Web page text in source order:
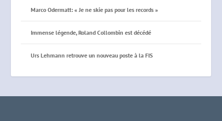
Marco Odermatt: « Je ne skie pas pour les records »
Immense légende, Roland Collombin est décédé
Urs Lehmann retrouve un nouveau poste à la FIS